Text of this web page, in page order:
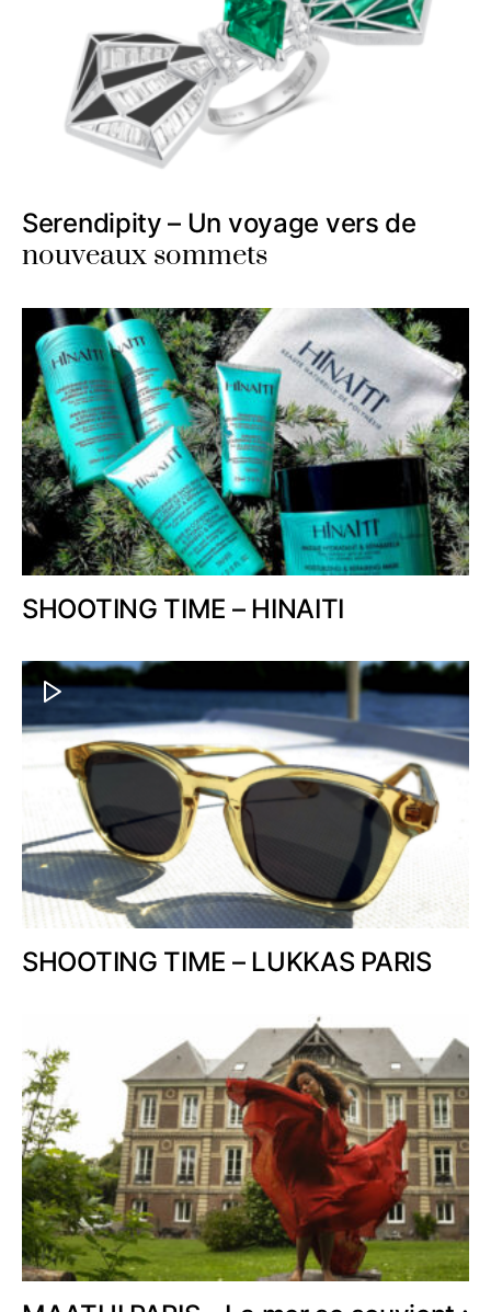
Serendipity – Un voyage vers de
nouveaux sommets
SHOOTING TIME – HINAITI
SHOOTING TIME – LUKKAS PARIS